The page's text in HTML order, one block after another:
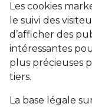
Les cookies
le suivi des
d’afficher des
intéressantes
plus précieuses
tiers.
La base légale